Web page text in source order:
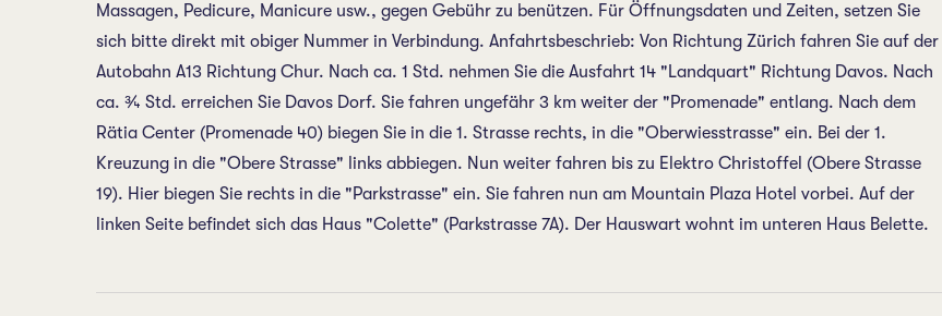
Massagen, Pedicure, Manicure usw., gegen Gebühr zu benützen. Für Öffnungsdaten und Zeiten, setzen Sie
sich bitte direkt mit obiger Nummer in Verbindung. Anfahrtsbeschrieb: Von Richtung Zürich fahren Sie auf der
Autobahn A13 Richtung Chur. Nach ca. 1 Std. nehmen Sie die Ausfahrt 14 "Landquart" Richtung Davos. Nach
ca. ¾ Std. erreichen Sie Davos Dorf. Sie fahren ungefähr 3 km weiter der "Promenade" entlang. Nach dem
Rätia Center (Promenade 40) biegen Sie in die 1. Strasse rechts, in die "Oberwiesstrasse" ein. Bei der 1.
Kreuzung in die "Obere Strasse" links abbiegen. Nun weiter fahren bis zu Elektro Christoffel (Obere Strasse
19). Hier biegen Sie rechts in die "Parkstrasse" ein. Sie fahren nun am Mountain Plaza Hotel vorbei. Auf der
linken Seite befindet sich das Haus "Colette" (Parkstrasse 7A). Der Hauswart wohnt im unteren Haus Belette.